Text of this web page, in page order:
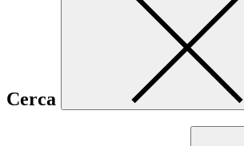
Cerca